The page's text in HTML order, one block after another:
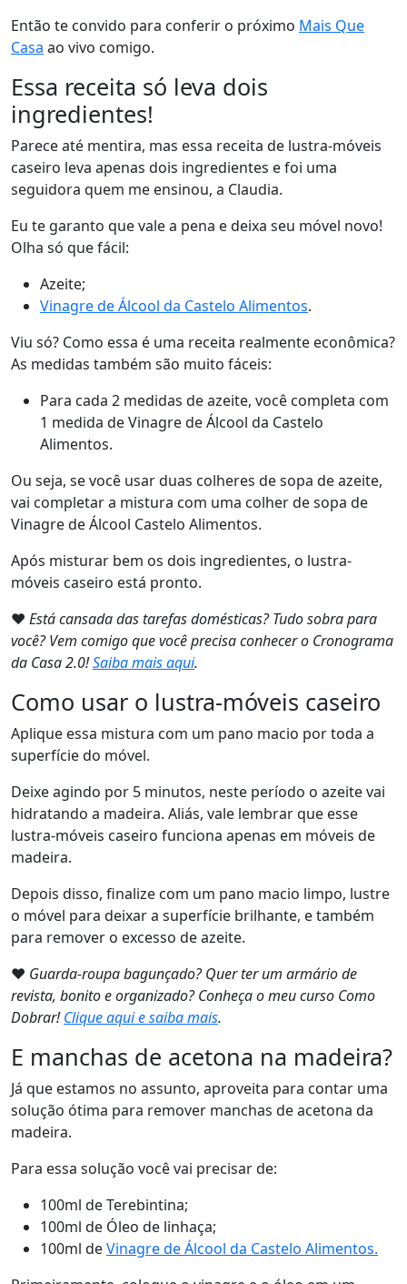
Então te convido para conferir o próximo Mais Que
Casa ao vivo comigo.
Essa receita só leva dois
ingredientes!
Parece até mentira, mas essa receita de lustra-móveis
caseiro leva apenas dois ingredientes e foi uma
seguidora quem me ensinou, a Claudia.
Eu te garanto que vale a pena e deixa seu móvel novo!
Olha só que fácil:
Azeite;
Vinagre de Álcool da Castelo Alimentos.
Viu só? Como essa é uma receita realmente econômica?
As medidas também são muito fáceis:
Para cada 2 medidas de azeite, você completa com
1 medida de Vinagre de Álcool da Castelo
Alimentos.
Ou seja, se você usar duas colheres de sopa de azeite,
vai completar a mistura com uma colher de sopa de
Vinagre de Álcool Castelo Alimentos.
Após misturar bem os dois ingredientes, o lustra-
móveis caseiro está pronto.
❤ Está cansada das tarefas domésticas? Tudo sobra para
você? Vem comigo que você precisa conhecer o Cronograma
da Casa 2.0!Saiba mais aqui.
Como usar o lustra-móveis caseiro
Aplique essa mistura com um pano macio por toda a
superfície do móvel.
Deixe agindo por 5 minutos, neste período o azeite vai
hidratando a madeira. Aliás, vale lembrar que esse
lustra-móveis caseiro funciona apenas em móveis de
madeira.
Depois disso, finalize com um pano macio limpo, lustre
o móvel para deixar a superfície brilhante, e também
para remover o excesso de azeite.
❤ Guarda-roupa bagunçado? Quer ter um armário de
revista, bonito e organizado? Conheça o meu curso Como
Dobrar!Clique aqui e saiba mais.
E manchas de acetona na madeira?
Já que estamos no assunto, aproveita para contar uma
solução ótima para remover manchas de acetona da
madeira.
Para essa solução você vai precisar de:
100ml de Terebintina;
100ml de Óleo de linhaça;
100ml deVinagre de Álcool da Castelo Alimentos.